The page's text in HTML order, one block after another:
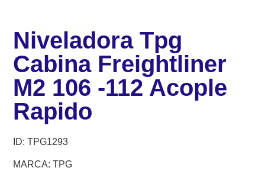
Niveladora Tpg
Cabina Freightliner
M2 106 -112 Acople
Rapido
ID: TPG1293
MARCA: TPG